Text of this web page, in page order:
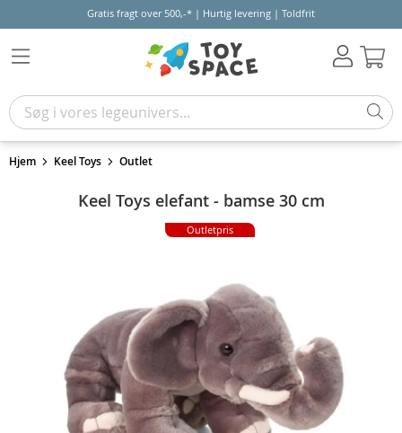
Gratis fragt over 500,-* | Hurtig levering | Toldfrit
Hjem Keel Toys Outlet
Keel Toys elefant - bamse 30 cm
Outletpris